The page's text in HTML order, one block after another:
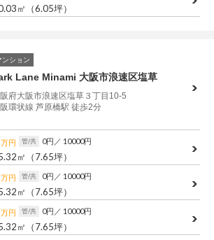
閉じる
㎡ （6.05坪）
ンション
Lane Minami 大阪市浪速区塩草
府大阪市浪速区塩草３丁目10-5
環状線 芦原橋駅 徒歩2分
万円 管/共 0円 ／ 10000円
㎡ （7.65坪）
万円 管/共 0円 ／ 10000円
㎡ （7.65坪）
万円 管/共 0円 ／ 10000円
㎡ （7.65坪）